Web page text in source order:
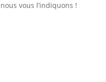
nous vous l’indiquons !